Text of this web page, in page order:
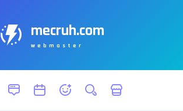
mecruh.com
webmaster